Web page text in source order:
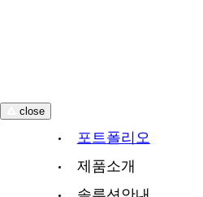
close
포트폴리오
제품소개